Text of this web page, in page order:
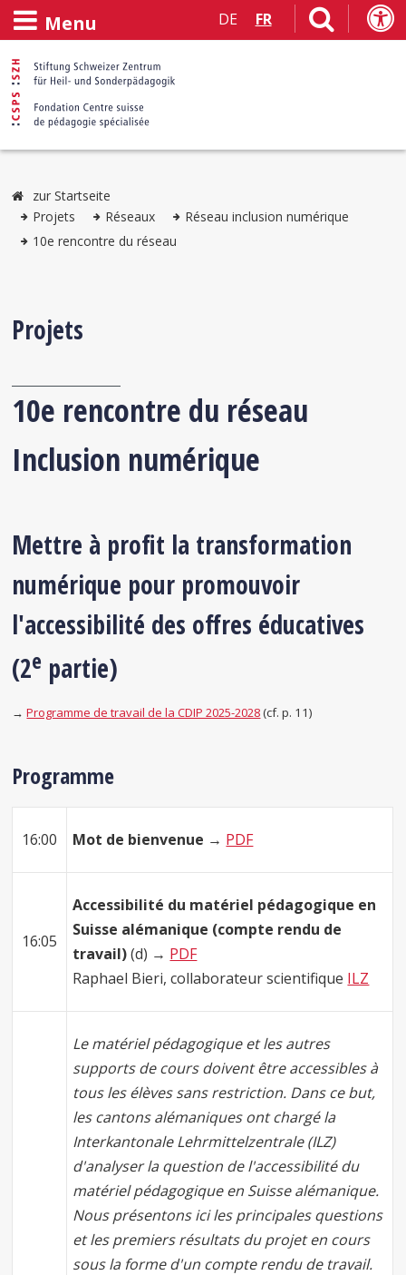
Menu DE FR
zur Startseite
Projets
Réseaux
Réseau inclusion numérique
10e rencontre du réseau
Projets
10e rencontre du réseau
Inclusion numérique
Mettre à profit la transformation
numérique pour promouvoir
l'accessibilité des offres éducatives
(2e partie)
→Programme de travail de la CDIP 2025-2028(cf. p. 11)
Programme
16:00 Mot de bienvenue → PDF
16:05
Accessibilité du matériel pédagogique en
Suisse alémanique (compte rendu de
travail)(d) → PDF
Raphael Bieri, collaborateur scientifique ILZ
Le matériel pédagogique et les autres
supports de cours doivent être accessibles à
tous les élèves sans restriction. Dans ce but,
les cantons alémaniques ont chargé la
Interkantonale Lehrmittelzentrale (ILZ)
d'analyser la question de l'accessibilité du
matériel pédagogique en Suisse alémanique.
Nous présentons ici les principales questions
et les premiers résultats du projet en cours
sous la forme d'un compte rendu de travail.